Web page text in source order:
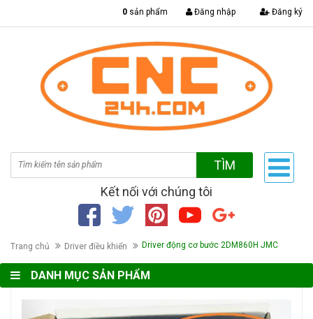
0 sản phẩm Đăng nhập Đăng ký
TÌM
Kết nối với chúng tôi
Trang chủ Driver điều khiển Driver động cơ bước 2DM860H JMC
DANH MỤC SẢN PHẨM